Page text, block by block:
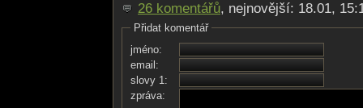
26 komentářů, nejnovější: 18.01,
Přidat komentář
jméno:
email:
slovy 1:
zpráva: